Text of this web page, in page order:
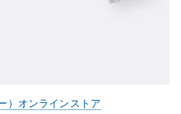
）オンラインストア